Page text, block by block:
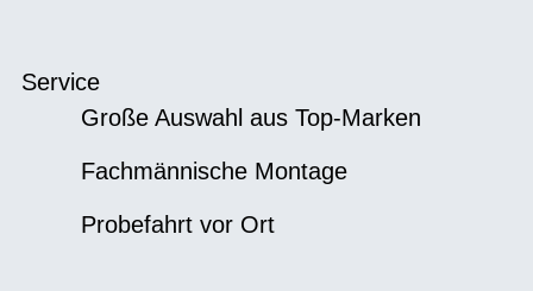
Service
Große Auswahl aus Top-Marken
Fachmännische Montage
Probefahrt vor Ort